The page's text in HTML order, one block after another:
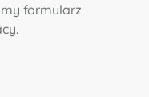
formularz